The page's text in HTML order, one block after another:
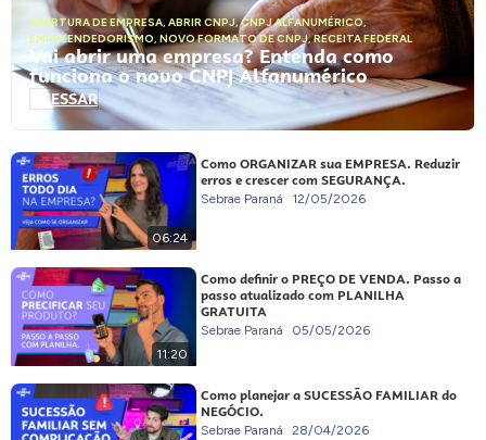
ABERTURA DE EMPRESA, ABRIR CNPJ,CNPJ ALFANUMÉRICO,
EMPREENDEDORISMO, NOVO FORMATO DE CNPJ,RECEITA FEDERAL
Vai abrir uma empresa? Entenda como
funciona o novo CNPJ Alfanumérico
ACESSAR
06:24
Como ORGANIZAR sua EMPRESA. Reduzir
erros e crescer com SEGURANÇA.
Sebrae Paraná 12/05/2026
11:20
Como definir o PREÇO DE VENDA. Passo a
passo atualizado com PLANILHA
GRATUITA
Sebrae Paraná 05/05/2026
Como planejar a SUCESSÃO FAMILIAR do
NEGÓCIO.
Sebrae Paraná 28/04/2026